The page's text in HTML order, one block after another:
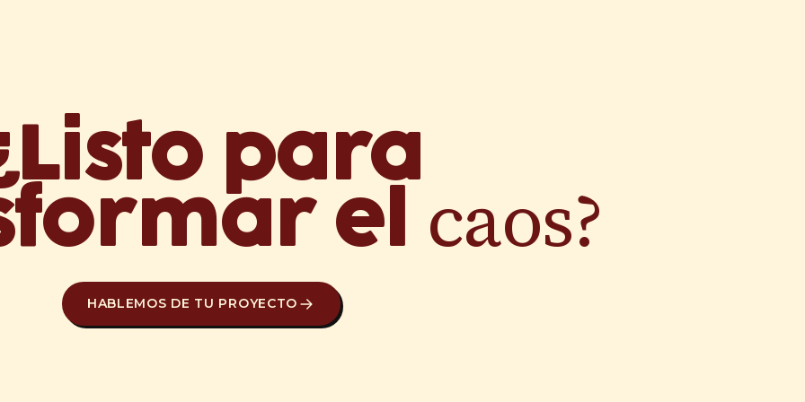
para
el
caos?
HABLEMOS DE TU PROYECTO